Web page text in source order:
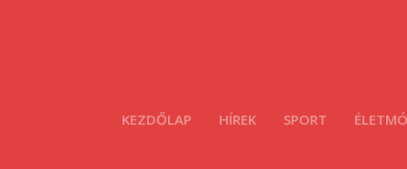
KEZDŐLAP HÍREK SPORT